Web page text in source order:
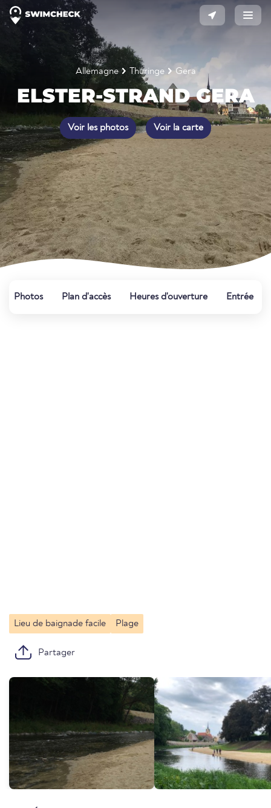
Allemagne Thuringe Gera
ELSTER-STRAND GERA
Voir les photos Voir la carte
Photos Plan d'accès Heures d'ouverture Entrée
Lieu de baignade facile Plage
Partager